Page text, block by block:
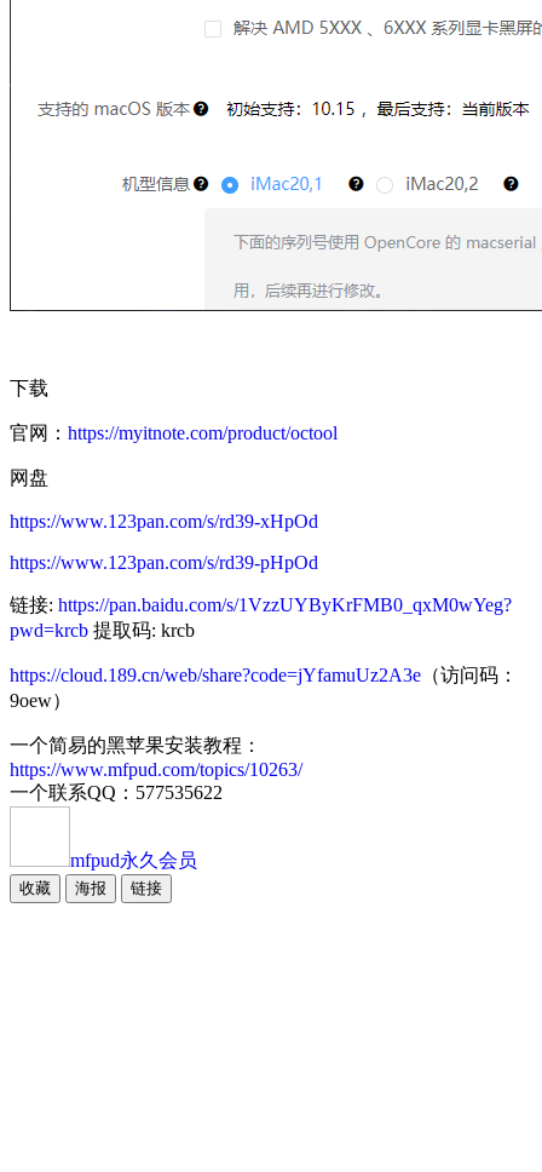
下载
官网： https://myitnote.com/product/octool
网盘
https://www.123pan.com/s/rd39-xHpOd
https://www.123pan.com/s/rd39-pHpOd
链接: https://pan.baidu.com/s/1VzzUYByKrFMB0_qxM0wYeg?
pwd=krcb 提取码: krcb
https://cloud.189.cn/web/share?code=jYfamuUz2A3e （访问码：
9oew）
一个简易的黑苹果安装教程：
https://www.mfpud.com/topics/10263/
一个联系QQ：577535622
mfpud永久会员
收藏 海报 链接